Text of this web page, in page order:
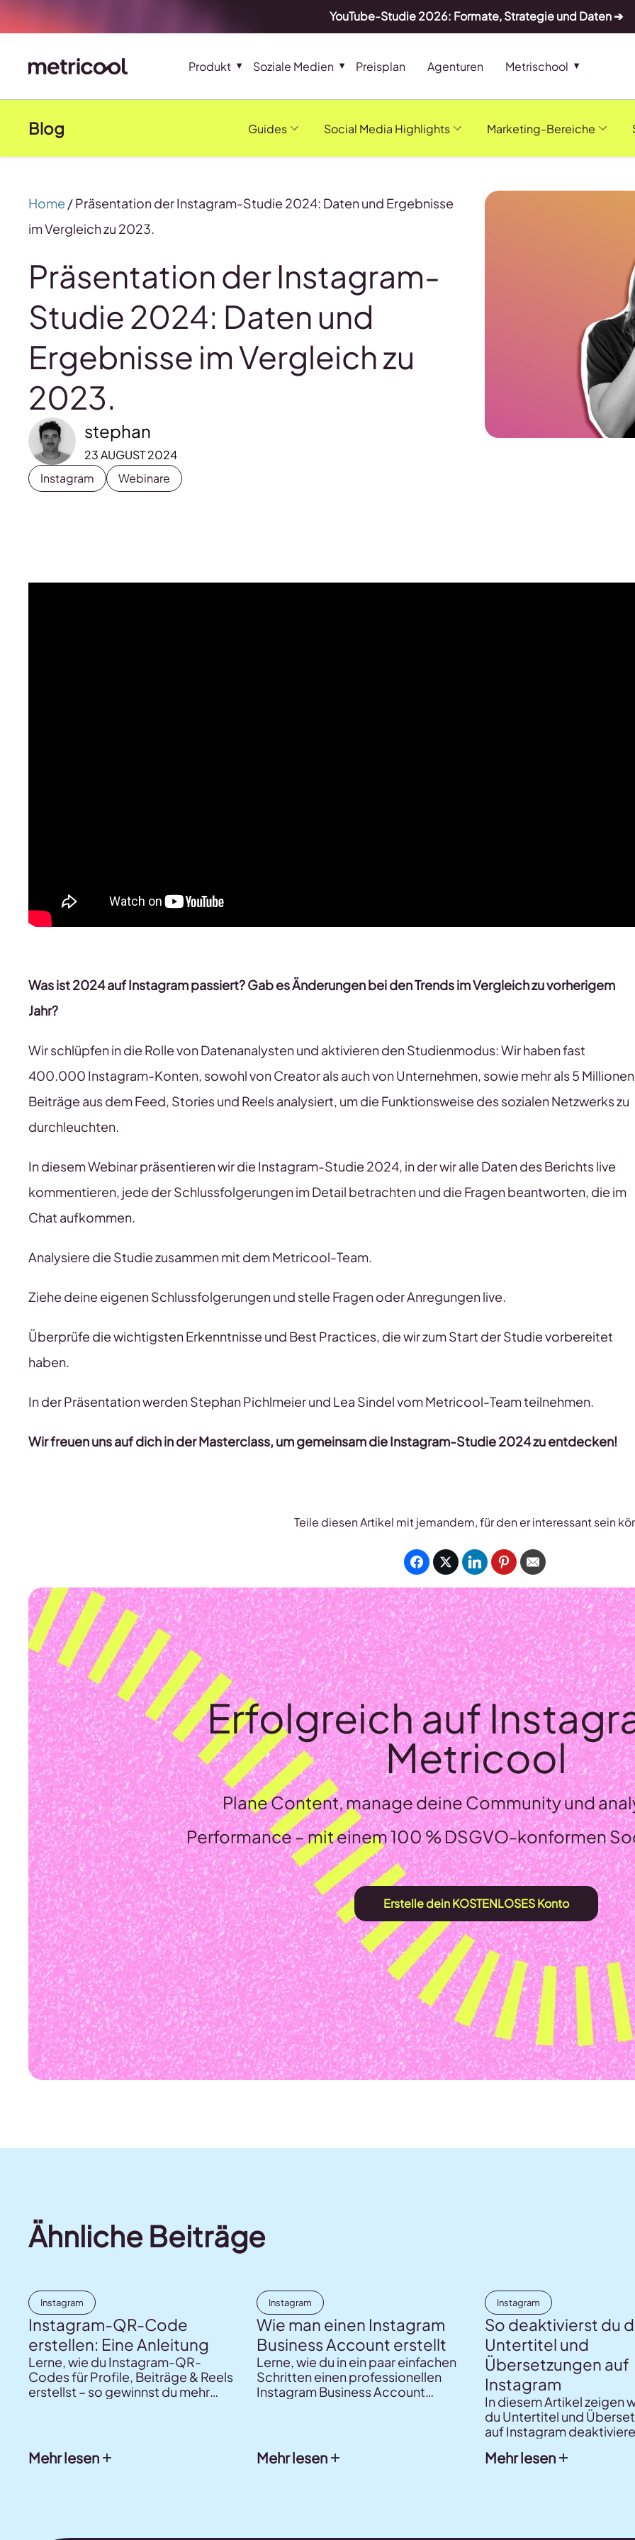
YouTube-Studie 2026: Formate, Strategie und Daten ➔
Produkt Soziale Medien Preisplan Agenturen Metrischool
Blog Guides Social Media Highlights Marketing-Bereiche
Home /Präsentation der Instagram-Studie 2024: Daten und Ergebnisse
im Vergleich zu 2023.
Präsentation der Instagram-
Studie 2024: Daten und
Ergebnisse im Vergleich zu
2023.
stephan
23 AUGUST 2024
Instagram
Webinare
Was ist 2024 auf Instagram passiert? Gab es Änderungen bei den Trends im Vergleich zu vorherigem
Jahr?
Wir schlüpfen in die Rolle von Datenanalysten und aktivieren den Studienmodus: Wir haben fast
400.000 Instagram-Konten, sowohl von Creator als auch von Unternehmen, sowie mehr als 5 Millionen
Beiträge aus dem Feed, Stories und Reels analysiert, um die Funktionsweise des sozialen Netzwerks zu
durchleuchten.
In diesem Webinar präsentieren wir die Instagram-Studie 2024, in der wir alle Daten des Berichts live
kommentieren, jede der Schlussfolgerungen im Detail betrachten und die Fragen beantworten, die im
Chat aufkommen.
Analysiere die Studie zusammen mit dem Metricool-Team.
Ziehe deine eigenen Schlussfolgerungen und stelle Fragen oder Anregungen live.
Überprüfe die wichtigsten Erkenntnisse und Best Practices, die wir zum Start der Studie vorbereitet
haben.
In der Präsentation werden Stephan Pichlmeier und Lea Sindel vom Metricool-Team teilnehmen.
Wir freuen uns auf dich in der Masterclass, um gemeinsam die Instagram-Studie 2024 zu entdecken!
Teile diesen Artikel mit jemandem, für den er interessant sein
Erfolgreich auf
Metricool
Plane Content, manage deine Community und
Performance – mit einem 100 % DSGVO-konformen
Erstelle dein KOSTENLOSES Konto
Ähnliche Beiträge
Instagram
Instagram-QR-Code
erstellen: Eine Anleitung
Lerne, wie du Instagram-QR-
Codes für Profile, Beiträge & Reels
erstellst – so gewinnst du mehr
Mehr lesen
Instagram
Wie man einen Instagram
Business Account erstellt
Lerne, wie du in ein paar einfachen
Schritten einen professionellen
Instagram Business Account
Mehr lesen
Instagram
So deaktivierst du
Untertitel und
Übersetzungen auf
Instagram
In diesem Artikel zeigen
du Untertitel und
auf Instagram
Mehr lesen